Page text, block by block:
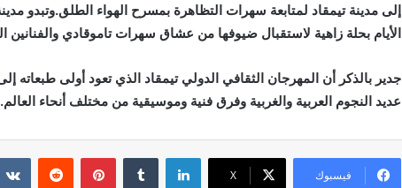
إلى مدينة تيمقاد لمتابعة سهرات التظاهرة بمسرح الهواء الطلق.وتبدو
الأيام بحلة زاهية لاستقبال ضيوفها من عشاق سهرات تاموقادي
عديد النجوم العربية والغربية وفرق فنية وموسيقية من مختلف أنحاء العالم.
فيسبوك X
لينكدإن بينتيريست